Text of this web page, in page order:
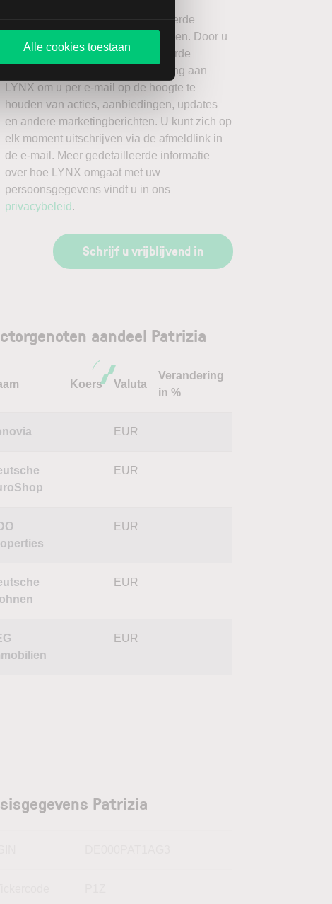
Alle cookies toestaan
Ik wil graag de door mij geselecteerde
nieuwsbrieven van LYNX ontvangen. Door u
aan te melden voor de geselecteerde
nieuwsbrieven, geeft u toestemming aan
LYNX om u per e-mail op de hoogte te
houden van acties, aanbiedingen, updates
en andere marketingberichten. U kunt zich op
elk moment uitschrijven via de afmeldlink in
de e-mail. Meer gedetailleerde informatie
over hoe LYNX omgaat met uw
persoonsgegevens vindt u in ons
privacybeleid .
Schrijf u vrijblijvend in
aandeel Patrizia
Koers Valuta
Verandering
in %
EUR
EUR
EUR
EUR
EUR
Patrizia